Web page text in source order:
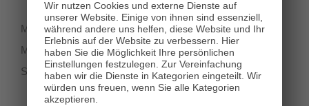
Wir nutzen Cookies und externe Dienste auf
unserer Website. Einige von ihnen sind essenziell,
während andere uns helfen, diese Website und Ihr
Erlebnis auf der Website zu verbessern. Hier
haben Sie die Möglichkeit Ihre persönlichen
Einstellungen festzulegen. Zur Vereinfachung
haben wir die Dienste in Kategorien eingeteilt. Wir
würden uns freuen, wenn Sie alle Kategorien
akzeptieren.
Montag-Dienstag 11:00 - 18:00
Mittwoch-Freitag 11:00-19:00
Samstag 12:00 - 18:00